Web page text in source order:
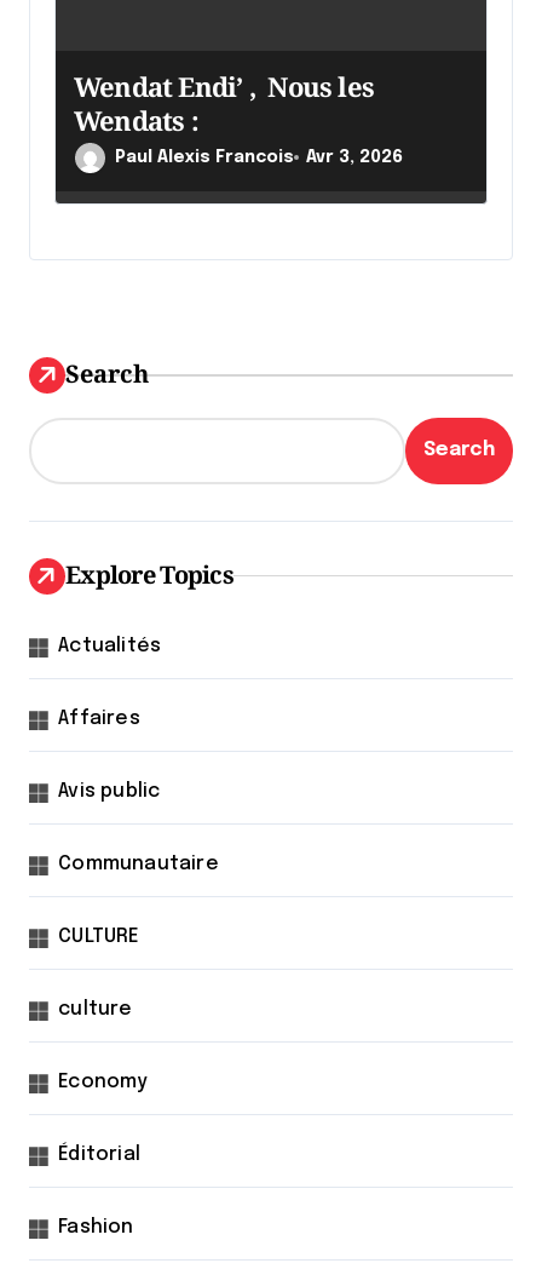
Wendat Endi’ , Nous les
Wendats :
Paul Alexis Francois Avr 3, 2026
Search
Search
Explore Topics
Actualités
Affaires
Avis public
Communautaire
CULTURE
culture
Economy
Éditorial
Fashion